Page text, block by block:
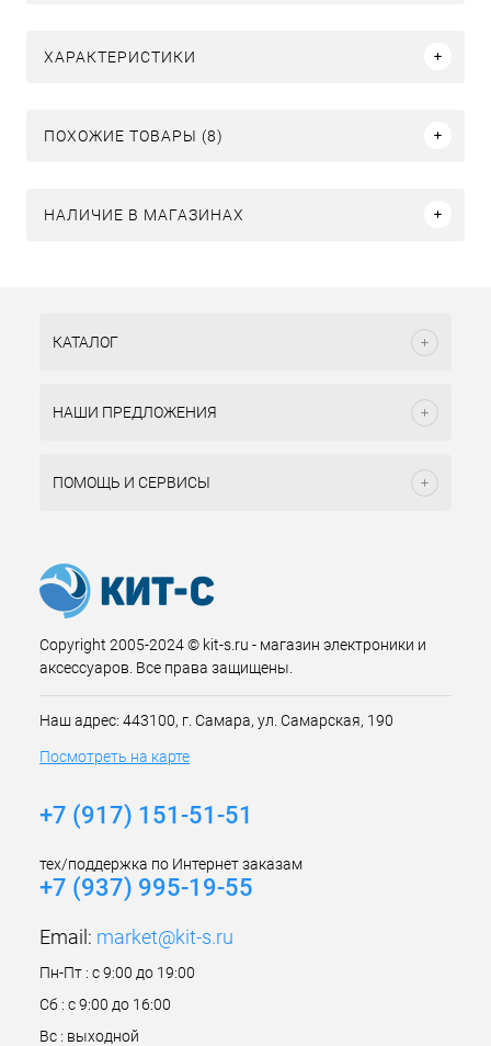
ХАРАКТЕРИСТИКИ
ПОХОЖИЕ ТОВАРЫ (8)
НАЛИЧИЕ В МАГАЗИНАХ
КАТАЛОГ
НАШИ ПРЕДЛОЖЕНИЯ
ПОМОЩЬ И СЕРВИСЫ
Copyright 2005-2024 © kit-s.ru - магазин электроники и
аксессуаров. Все права защищены.
Наш адрес: 443100, г. Самара, ул. Самарская, 190
Посмотреть на карте
+7 (917) 151-51-51
тех/поддержка по Интернет заказам
+7 (937) 995-19-55
Email: market@kit-s.ru
Пн-Пт : с 9:00 до 19:00
Сб : с 9:00 до 16:00
Вс : выходной